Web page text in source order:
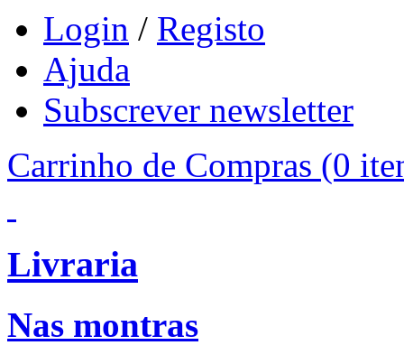
Login / Registo
Ajuda
Subscrever newsletter
Carrinho de Compras (0
Livraria
Nas montras